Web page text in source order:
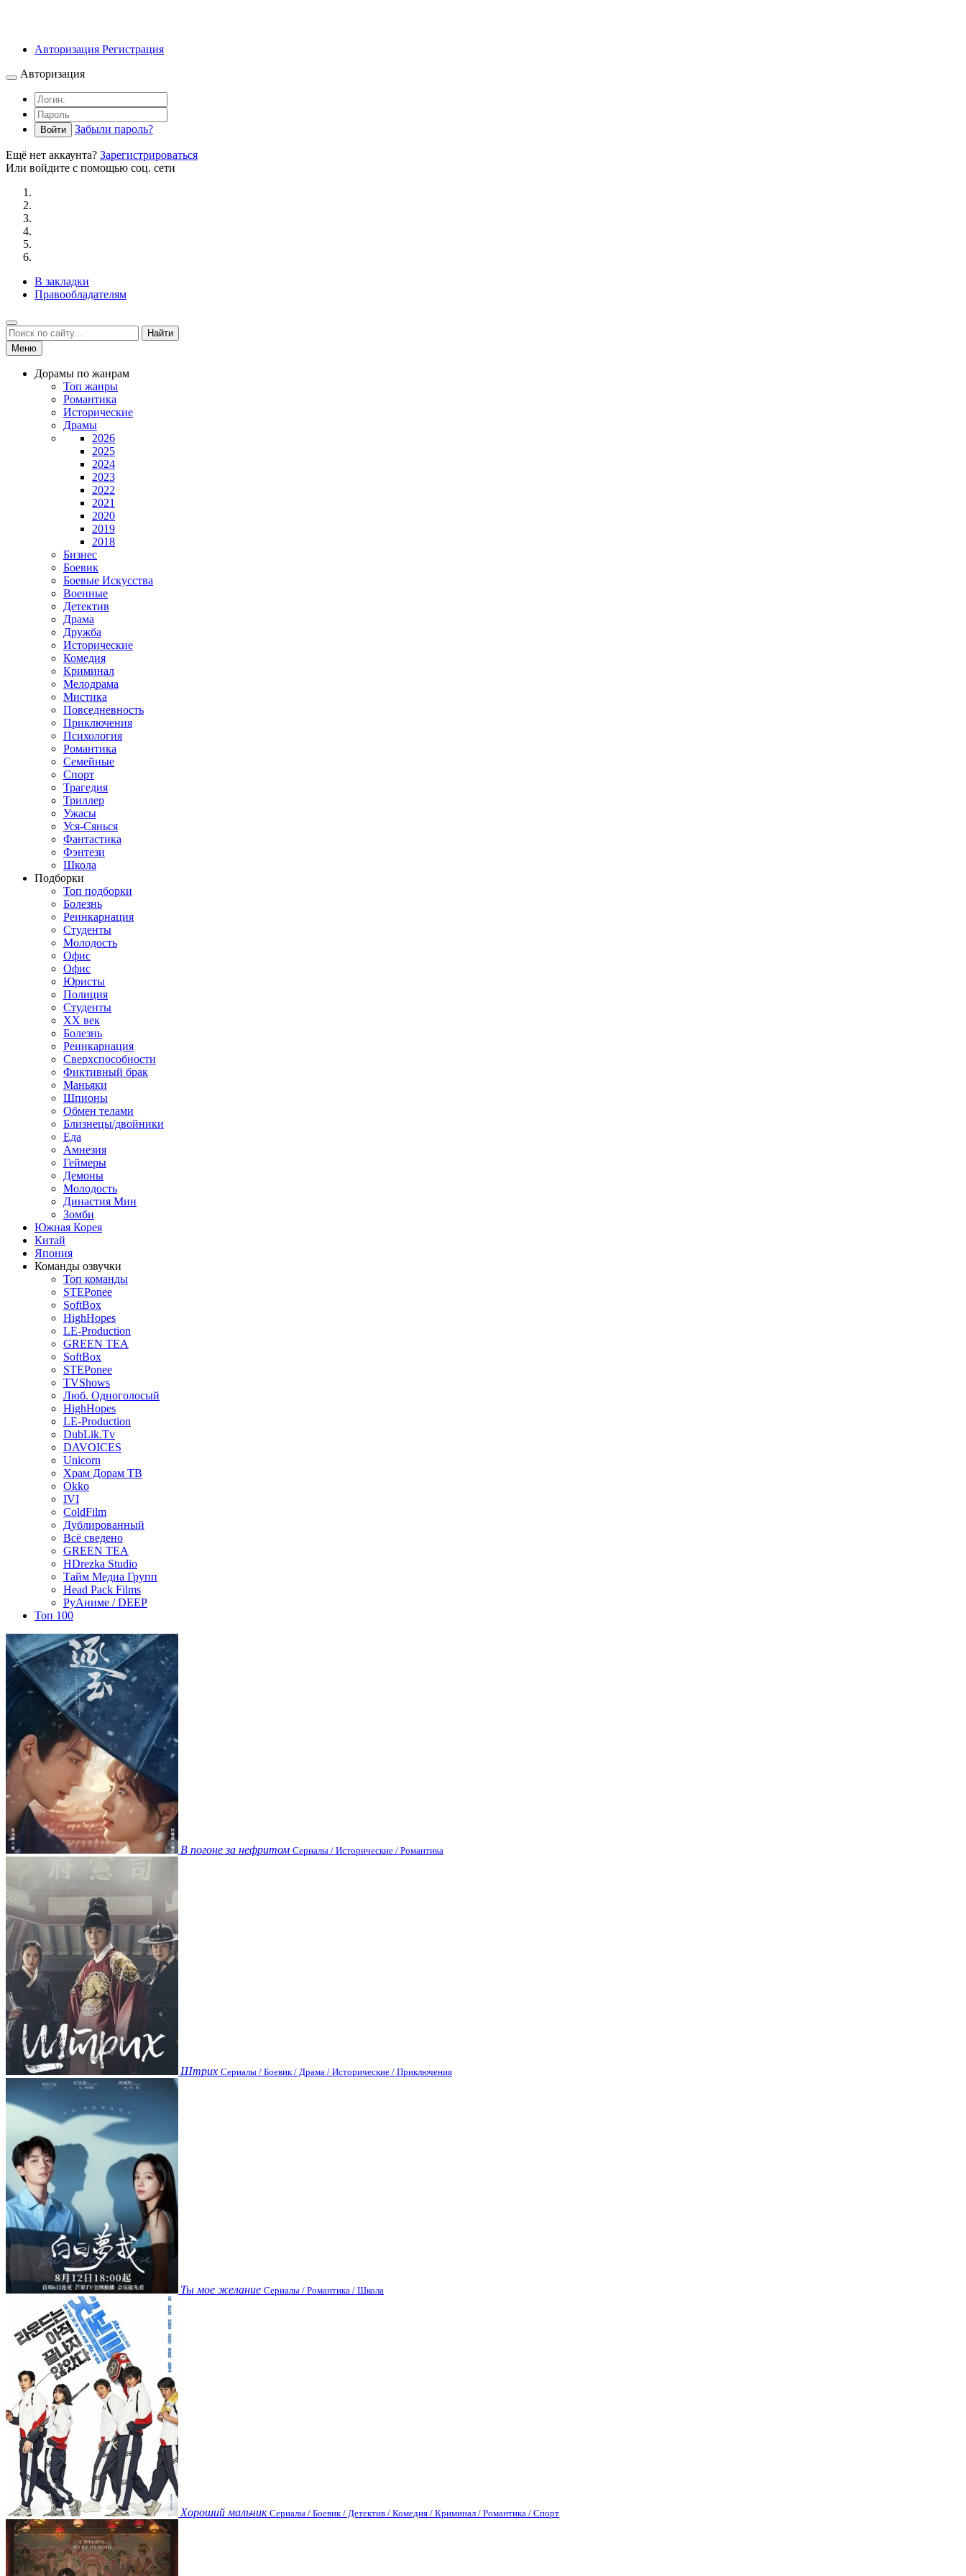
Авторизация Регистрация
Авторизация
Войти Забыли пароль?
Ещё нет аккаунта? Зарегистрироваться
Или войдите с помощью соц. сети
В закладки
Правообладателям
Найти
Меню
Дорамы по жанрам
Топ жанры
Романтика
Исторические
Драмы
2026
2025
2024
2023
2022
2021
2020
2019
2018
Бизнес
Боевик
Боевые Искусства
Военные
Детектив
Драма
Дружба
Исторические
Комедия
Криминал
Мелодрама
Мистика
Повседневность
Приключения
Психология
Романтика
Семейные
Спорт
Трагедия
Триллер
Ужасы
Уся-Сянься
Фантастика
Фэнтези
Школа
Подборки
Топ подборки
Болезнь
Реинкарнация
Студенты
Молодость
Офис
Офис
Юристы
Полиция
Студенты
ХХ век
Болезнь
Реинкарнация
Сверхспособности
Фиктивный брак
Маньяки
Шпионы
Обмен телами
Близнецы/двойники
Еда
Амнезия
Геймеры
Демоны
Молодость
Династия Мин
Зомби
Южная Корея
Китай
Япония
Команды озвучки
Топ команды
STEPonee
SoftBox
HighHopes
LE-Production
GREEN TEA
SoftBox
STEPonee
TVShows
Люб. Одноголосый
HighHopes
LE-Production
DubLik.Tv
DAVOICES
Unicorn
Храм Дорам ТВ
Okko
IVI
ColdFilm
Дублированный
Всё сведено
GREEN TEA
HDrezka Studio
Тайм Медиа Групп
Head Pack Films
РуАниме / DEEP
Топ 100
В погоне за нефритом Сериалы / Исторические / Романтика
Штрих Сериалы / Боевик / Драма / Исторические / Приключения
Ты мое желание Сериалы / Романтика / Школа
Хороший мальчик Сериалы / Боевик / Детектив / Комедия / Криминал / Романтика / Спорт